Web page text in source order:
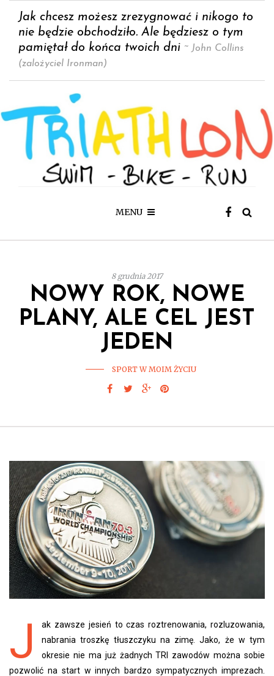
Jak chcesz możesz zrezygnować i nikogo to
nie będzie obchodziło. Ale będziesz o tym
pamiętał do końca twoich dni ~ John Collins
(zalożyciel Ironman)
MENU
8 grudnia 2017
NOWY ROK, NOWE
PLANY, ALE CEL JEST
JEDEN
SPORT W MOIM ŻYCIU
J
ak zawsze jesień to czas roztrenowania, rozluzowania,
nabrania troszkę tłuszczyku na zimę. Jako, że w tym
okresie nie ma już żadnych TRI zawodów można sobie
pozwolić na start w innych bardzo sympatycznych imprezach.